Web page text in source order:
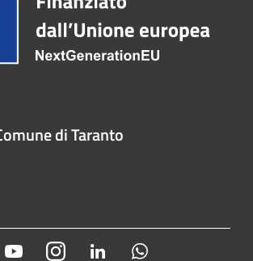
di Taranto
YoutubeInstagram LinkedIn